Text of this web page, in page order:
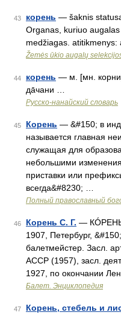
43 корень — šaknis
Organas, kuriuo
medžiagas. atitikmenys:
Žemės ūkio augalų
44 корень — м. [мн.
да̄чани …
Русско-нанайский словарь
45 Корень — &#150; в
называется главная
служащая для
небольшими
приставки или
всегда&#8230; …
Полный православный
46 Корень С. Г. — КÓРЕНЬ
1907, Петербург,
балетмейстер. Засл.
АССР (1957), засл.
1927, по окончании
Балет. Энциклопедия
47 Корень, стебель и